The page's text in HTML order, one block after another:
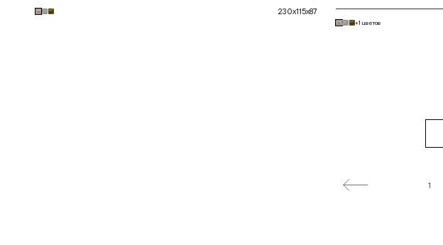
230x115x87
+1 цветов
1